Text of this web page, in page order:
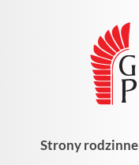
Strony rodzinne